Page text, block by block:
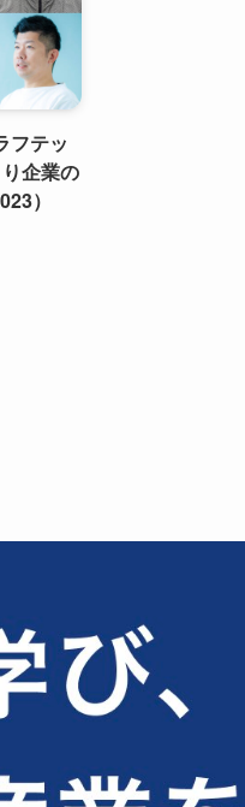
フテッ
企業の
）